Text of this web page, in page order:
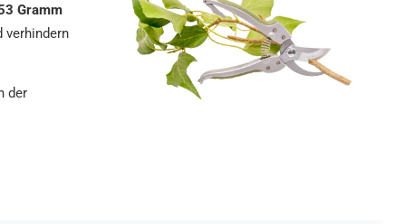
Gramm
verhindern
der